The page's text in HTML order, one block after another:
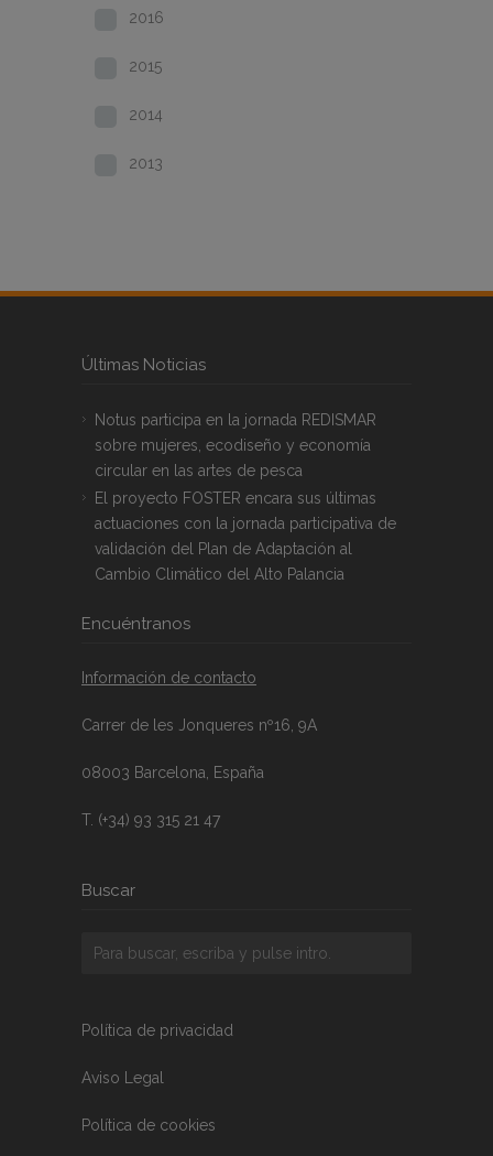
2016
2015
2014
2013
Últimas Noticias
Notus participa en la jornada REDISMAR
sobre mujeres, ecodiseño y economía
circular en las artes de pesca
El proyecto FOSTER encara sus últimas
actuaciones con la jornada participativa de
validación del Plan de Adaptación al
Cambio Climático del Alto Palancia
Encuéntranos
Información de contacto
Carrer de les Jonqueres nº16, 9A
08003 Barcelona, España
T. (+34) 93 315 21 47
Buscar
Política de privacidad
Aviso Legal
Política de cookies